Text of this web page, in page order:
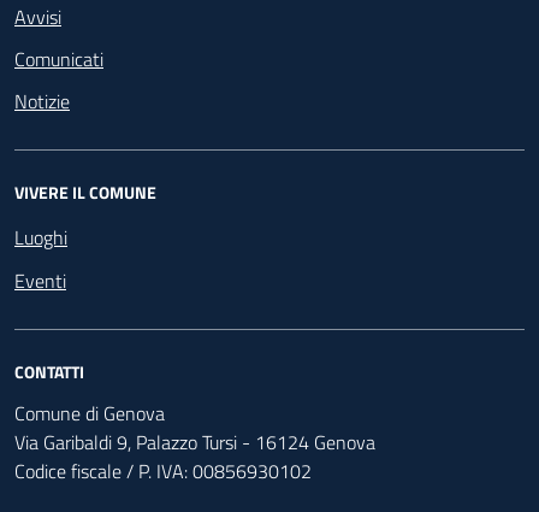
Avvisi
Comunicati
Notizie
VIVERE IL COMUNE
Luoghi
Eventi
CONTATTI
Comune di Genova
Via Garibaldi 9, Palazzo Tursi - 16124 Genova
Codice fiscale / P. IVA: 00856930102